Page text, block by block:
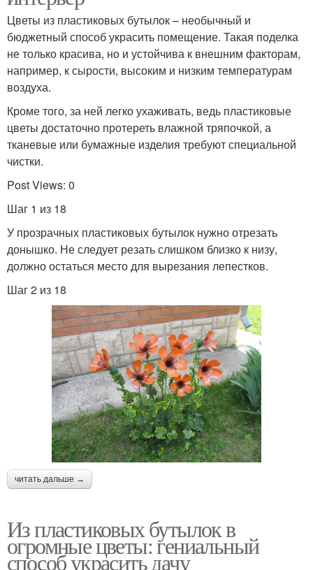
Цветы из пластиковых бутылок – необычный и
бюджетный способ украсить помещение. Такая поделка
не только красива, но и устойчива к внешним факторам,
например, к сырости, высоким и низким температурам
воздуха.
Кроме того, за ней легко ухаживать, ведь пластиковые
цветы достаточно протереть влажной тряпочкой, а
тканевые или бумажные изделия требуют специальной
чистки.
Post Views: 0
Шаг 1 из 18
У прозрачных пластиковых бутылок нужно отрезать
донышко. Не следует резать слишком близко к низу,
должно остаться место для вырезания лепестков.
Шаг 2 из 18
читать дальше →
Из пластиковых бутылок в
огромные цветы: гениальный
способ украсить дачу